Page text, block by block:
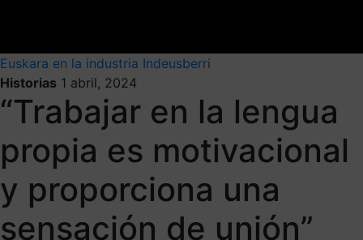
Euskara en la industria Indeusberri
Historias 1 abril, 2024
“Trabajar en la lengua
propia es motivacional
y proporciona una
sensación de unión”